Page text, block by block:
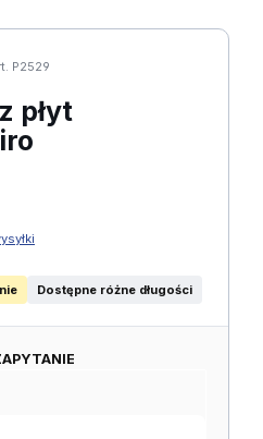
P2529
płyt
Dostępne różne długości